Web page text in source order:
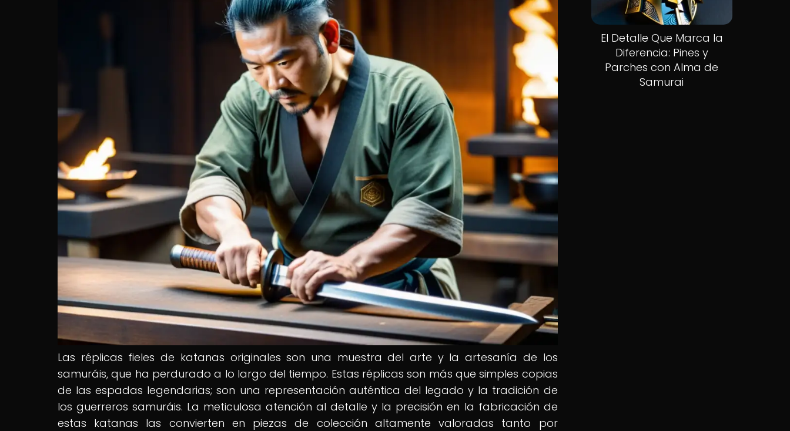
Las réplicas fieles de katanas originales son una muestra del arte y la artesanía de los
samuráis, que ha perdurado a lo largo del tiempo. Estas réplicas son más que simples copias
de las espadas legendarias; son una representación auténtica del legado y la tradición de
los guerreros samuráis. La meticulosa atención al detalle y la precisión en la fabricación de
estas katanas las convierten en piezas de colección altamente valoradas tanto por
El Detalle Que Marca la
Diferencia: Pines y
Parches con Alma de
Samurai